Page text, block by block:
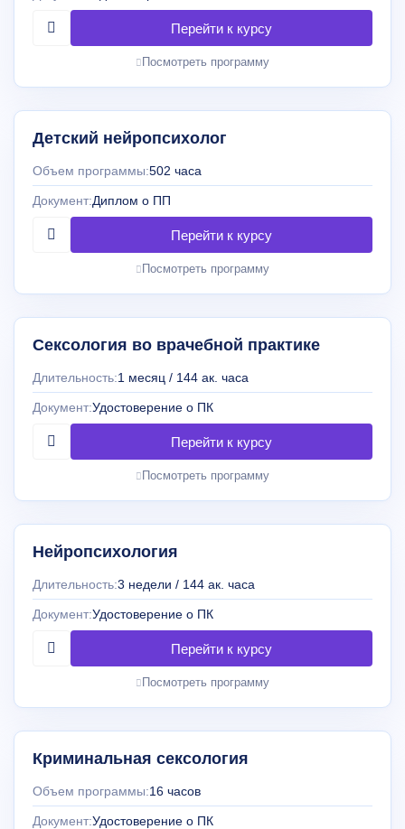
Посмотреть программу
Детский нейропсихолог
Объем программы:502 часа
Документ:Диплом о ПП
Посмотреть программу
Сексология во врачебной практике
Длительность:1 месяц / 144 ак. часа
Документ:Удостоверение о ПК
Посмотреть программу
Нейропсихология
Длительность:3 недели / 144 ак. часа
Документ:Удостоверение о ПК
Посмотреть программу
Криминальная сексология
Объем программы:16 часов
Документ:Удостоверение о ПК